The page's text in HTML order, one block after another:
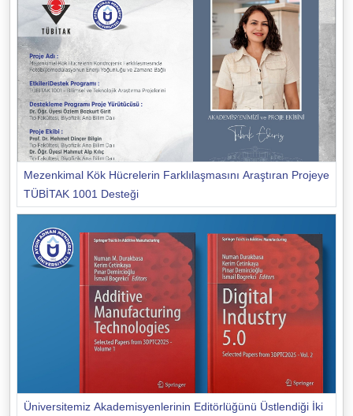
Mezenkimal Kök Hücrelerin Farklılaşmasını Araştıran Projeye
TÜBİTAK 1001 Desteği
Üniversitemiz Akademisyenlerinin Editörlüğünü Üstlendiği İki